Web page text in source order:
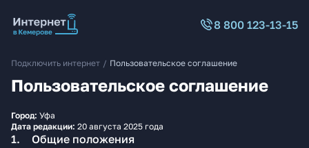
8 800 123-13-15
Подключить интернет / Пользовательское соглашение
Пользовательское соглашение
Город: Уфа
Дата редакции: 20 августа 2025 года
Общие положения